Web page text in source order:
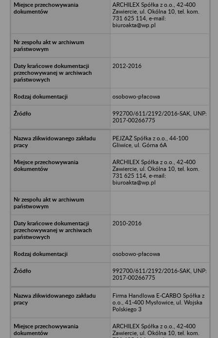
ARCHILEX Spółka z o.o., 42-400
Zawiercie, ul. Okólna 10, tel. kom.
731 625 114, e-mail:
biuroakta@wp.pl
2012-2016
osobowo-płacowa
992700/611/2192/2016-SAK, UNP:
2017-00266775
PEJZAŻ Spółka z o.o., 44-100
Gliwice, ul. Górna 6A
ARCHILEX Spółka z o.o., 42-400
Zawiercie, ul. Okólna 10, tel. kom.
731 625 114, e-mail:
biuroakta@wp.pl
2010-2016
osobowo-płacowa
992700/611/2192/2016-SAK, UNP:
2017-00266775
Firma Handlowa E-CARBO Spółka z
o.o., 41-400 Mysłowice, ul. Wojska
Polskiego 3
ARCHILEX Spółka z o.o., 42-400
Zawiercie, ul. Okólna 10, tel. kom.